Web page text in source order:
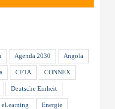
Agenda 2030 Angola
CFTA CONNEX
Deutsche Einheit
eLearning Energie